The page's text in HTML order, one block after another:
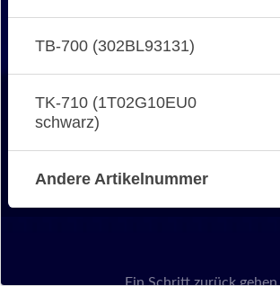
TB-700 (302BL93131)
TK-710 (1T02G10EU0
schwarz)
Andere Artikelnummer
Ein Schritt zurück gehen